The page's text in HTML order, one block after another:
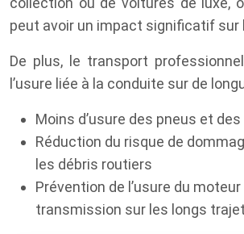
peut avoir un impact significatif sur
De plus, le transport
l’usure liée à la conduite sur de
Moins d’usure des pneus et
Réduction du risque de
les débris routiers
Prévention de l’usure du
transmission sur les longs